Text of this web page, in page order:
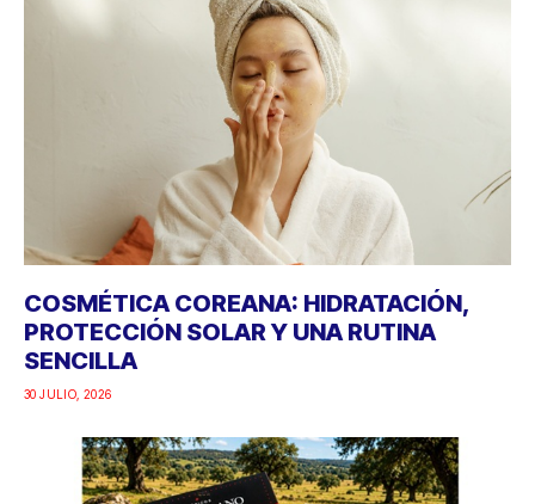
COSMÉTICA COREANA: HIDRATACIÓN,
PROTECCIÓN SOLAR Y UNA RUTINA
SENCILLA
30 JULIO, 2026